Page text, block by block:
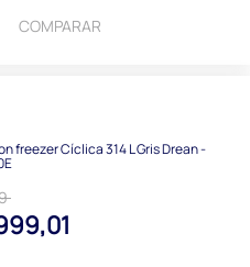
COMPARAR
freezer Cíclica 314 L Gris Drean -